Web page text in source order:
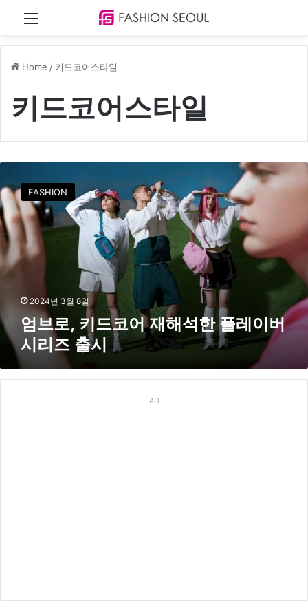
Home / 키드코어스타일
키드코어스타일
브
로
,
키
드
코
석
레
FASHION
2024년 3월 8일
엄브로, 키드코어 재해석한 플레이버
시리즈 출시
AD